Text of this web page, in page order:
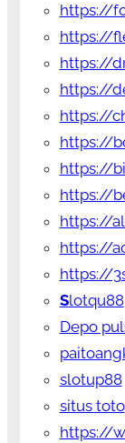
https://
https://
https://
https://
https://
https://
https://
https://
https://
https://
https://
Slotqu88
Depo
slotup88
situs toto
https://